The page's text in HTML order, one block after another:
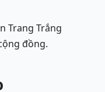
Trang Trắng
đồng.